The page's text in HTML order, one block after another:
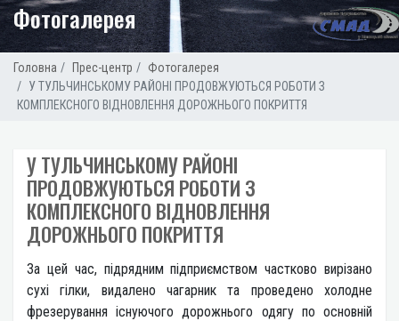
Головна Прес-центр
Фотогалерея
У ТУЛЬЧИНСЬКОМУ РАЙОНІ ПРОДОВЖУЮТЬСЯ РОБОТИ З
КОМПЛЕКСНОГО ВІДНОВЛЕННЯ ДОРОЖНЬОГО ПОКРИТТЯ
Фотогалерея
У ТУЛЬЧИНСЬКОМУ РАЙОНІ
ПРОДОВЖУЮТЬСЯ РОБОТИ З
КОМПЛЕКСНОГО ВІДНОВЛЕННЯ
ДОРОЖНЬОГО ПОКРИТТЯ
За цей час, підрядним підприємством частково вирізано
сухі гілки, видалено чагарник та проведено холодне
фрезерування існуючого дорожнього одягу по основній